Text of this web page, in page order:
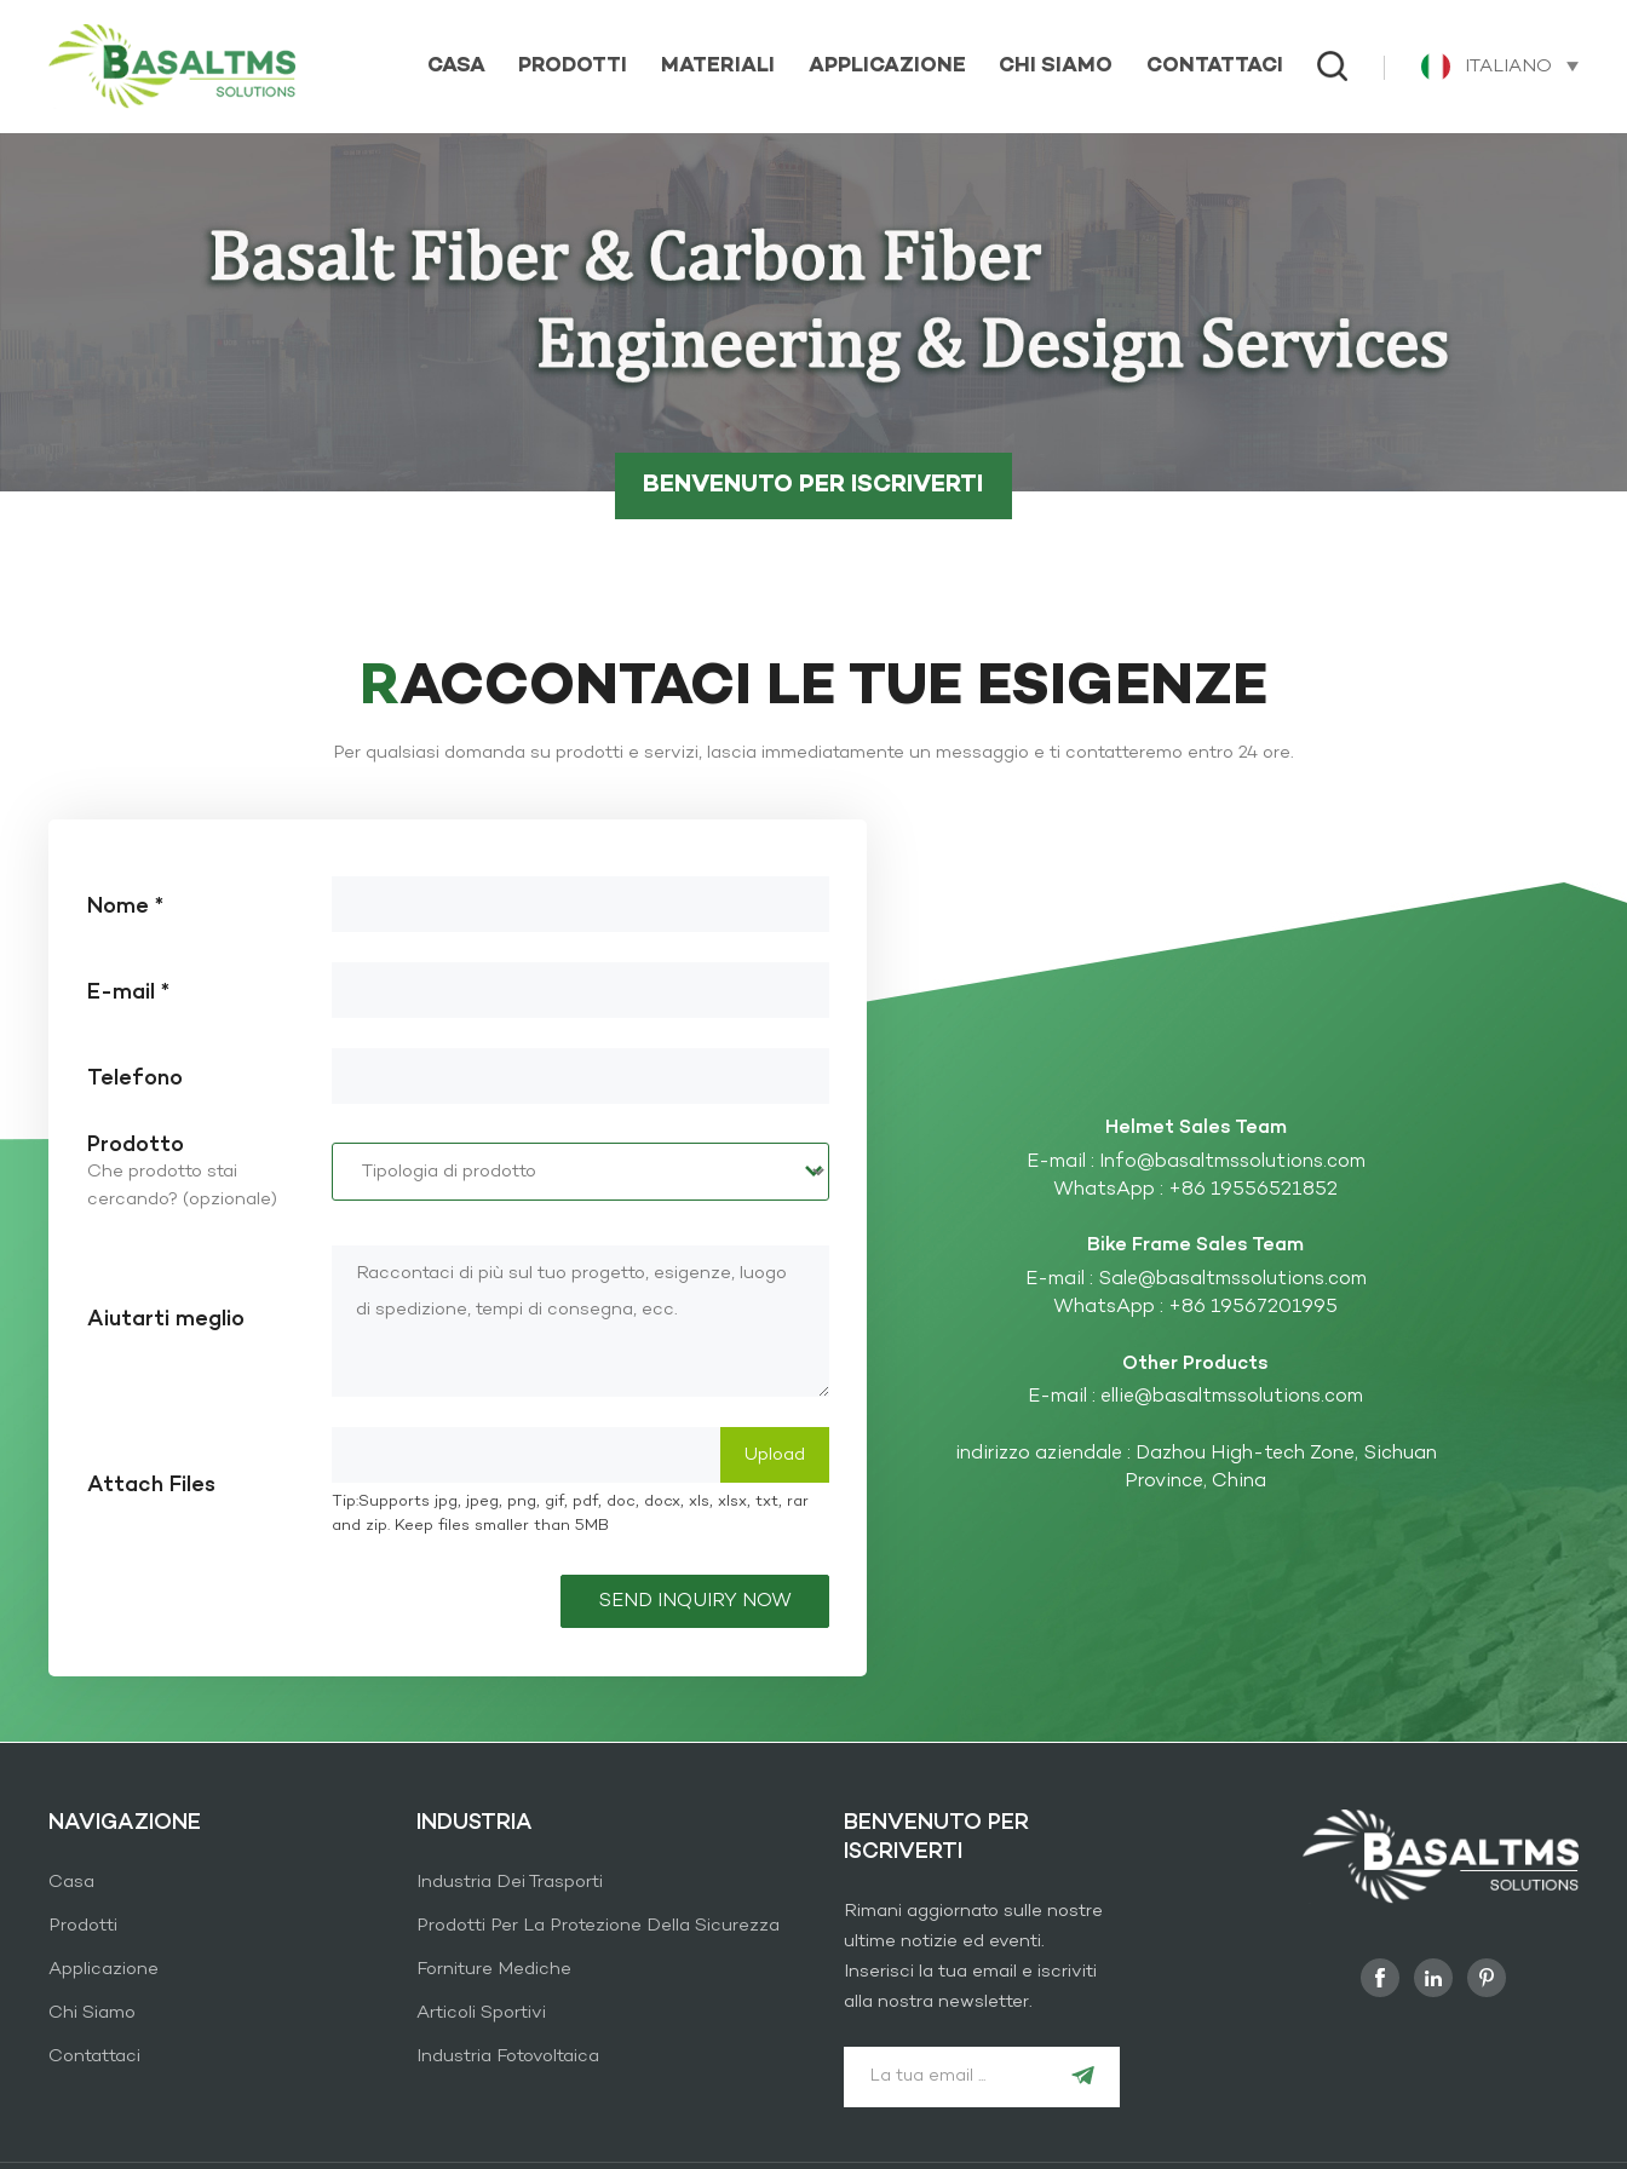
CASA PRODOTTI MATERIALI APPLICAZIONE CHI SIAMO CONTATTACI ITALIANO
BENVENUTO PER ISCRIVERTI
RACCONTACI LE TUE ESIGENZE
Per qualsiasi domanda su prodotti e servizi, lascia immediatamente un messaggio e ti contatteremo entro 24 ore.
Nome *
E-mail *
Telefono
Prodotto
Che prodotto stai
cercando? (opzionale)
Aiutarti meglio
Attach Files
Tip:Supports jpg, jpeg, png, gif, pdf, doc, docx, xls, xlsx, txt, rar
and zip. Keep files smaller than 5MB
SEND INQUIRY NOW
Helmet Sales Team
E-mail : Info@basaltmssolutions.com
WhatsApp : +86 19556521852
Bike Frame Sales Team
E-mail : Sale@basaltmssolutions.com
WhatsApp : +86 19567201995
Other Products
E-mail : ellie@basaltmssolutions.com
indirizzo aziendale : Dazhou High-tech Zone, Sichuan
Province, China
NAVIGAZIONE
Casa
Prodotti
Applicazione
Chi Siamo
Contattaci
INDUSTRIA
Industria Dei Trasporti
Prodotti Per La Protezione Della Sicurezza
Forniture Mediche
Articoli Sportivi
Industria Fotovoltaica
BENVENUTO PER
ISCRIVERTI
Rimani aggiornato sulle nostre
ultime notizie ed eventi.
Inserisci la tua email e iscriviti
alla nostra newsletter.